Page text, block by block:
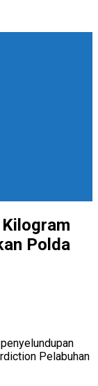
Polda
Pelabuhan